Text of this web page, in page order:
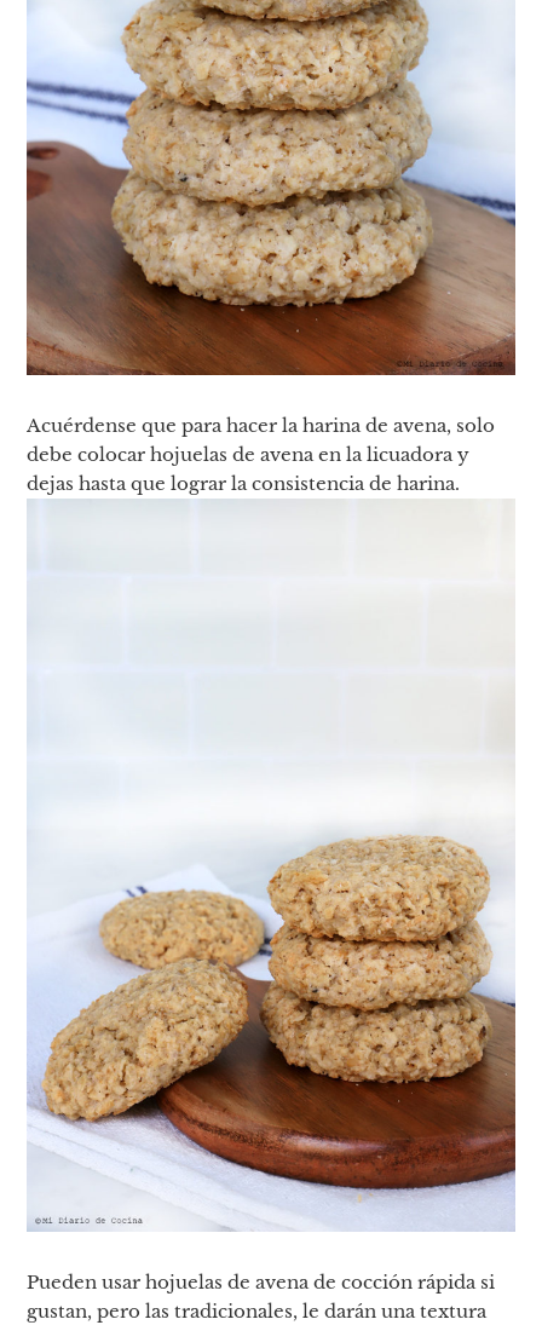
Acuérdense que para hacer la harina de avena, solo
debe colocar hojuelas de avena en la licuadora y
dejas hasta que lograr la consistencia de harina.
Pueden usar hojuelas de avena de cocción rápida si
gustan, pero las tradicionales, le darán una textura